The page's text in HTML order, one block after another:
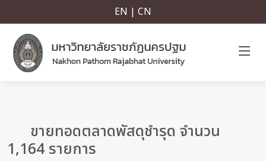
EN | CN
ขายทอดตลาดพัสดุชำรุด จำนวน
1,164 รายการ